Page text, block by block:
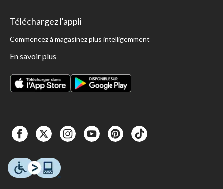
Téléchargez l'appli
Commencez à magasinez plus intelligemment
En savoir plus